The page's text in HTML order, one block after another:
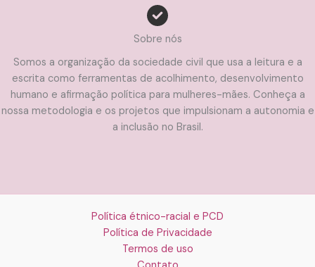
Sobre nós
Somos a organização da sociedade civil que usa a leitura e a
escrita como ferramentas de acolhimento, desenvolvimento
humano e afirmação política para mulheres-mães. Conheça a
nossa metodologia e os projetos que impulsionam a autonomia e
a inclusão no Brasil.
Política étnico-racial e PCD
Política de Privacidade
Termos de uso